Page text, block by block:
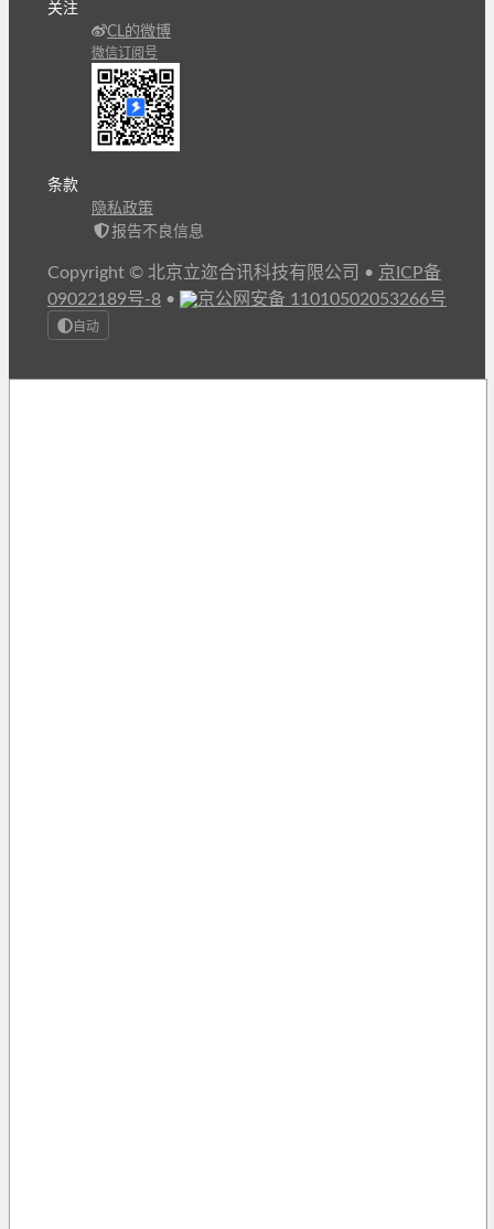
关注
CL的微博
微信订阅号
条款
隐私政策
报告不良信息
Copyright © 北京立迩合讯科技有限公司 • 京ICP备
09022189号-8 • 京公网安备 11010502053266号
自动